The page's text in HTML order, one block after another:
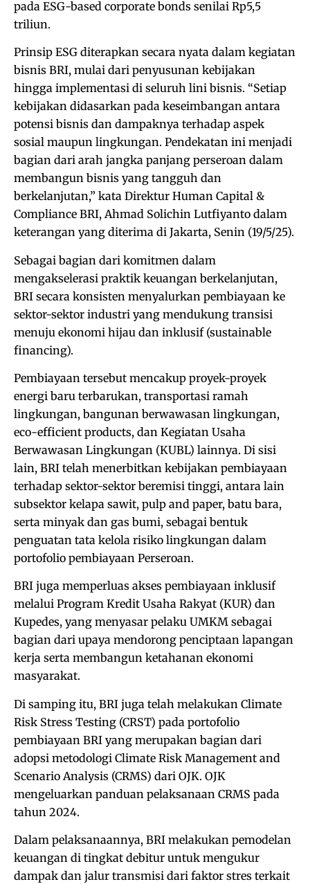
pada ESG-based corporate bonds senilai Rp5,5
triliun.
Prinsip ESG diterapkan secara nyata dalam kegiatan
bisnis BRI, mulai dari penyusunan kebijakan
hingga implementasi di seluruh lini bisnis. “Setiap
kebijakan didasarkan pada keseimbangan antara
potensi bisnis dan dampaknya terhadap aspek
sosial maupun lingkungan. Pendekatan ini menjadi
bagian dari arah jangka panjang perseroan dalam
membangun bisnis yang tangguh dan
berkelanjutan,” kata Direktur Human Capital &
Compliance BRI, Ahmad Solichin Lutfiyanto dalam
keterangan yang diterima di Jakarta, Senin (19/5/25).
Sebagai bagian dari komitmen dalam
mengakselerasi praktik keuangan berkelanjutan,
BRI secara konsisten menyalurkan pembiayaan ke
sektor-sektor industri yang mendukung transisi
menuju ekonomi hijau dan inklusif (sustainable
financing).
Pembiayaan tersebut mencakup proyek-proyek
energi baru terbarukan, transportasi ramah
lingkungan, bangunan berwawasan lingkungan,
eco-efficient products, dan Kegiatan Usaha
Berwawasan Lingkungan (KUBL) lainnya. Di sisi
lain, BRI telah menerbitkan kebijakan pembiayaan
terhadap sektor-sektor beremisi tinggi, antara lain
subsektor kelapa sawit, pulp and paper, batu bara,
serta minyak dan gas bumi, sebagai bentuk
penguatan tata kelola risiko lingkungan dalam
portofolio pembiayaan Perseroan.
BRI juga memperluas akses pembiayaan inklusif
melalui Program Kredit Usaha Rakyat (KUR) dan
Kupedes, yang menyasar pelaku UMKM sebagai
bagian dari upaya mendorong penciptaan lapangan
kerja serta membangun ketahanan ekonomi
masyarakat.
Di samping itu, BRI juga telah melakukan Climate
Risk Stress Testing (CRST) pada portofolio
pembiayaan BRI yang merupakan bagian dari
adopsi metodologi Climate Risk Management and
Scenario Analysis (CRMS) dari OJK. OJK
mengeluarkan panduan pelaksanaan CRMS pada
tahun 2024.
Dalam pelaksanaannya, BRI melakukan pemodelan
keuangan di tingkat debitur untuk mengukur
dampak dan jalur transmisi dari faktor stres terkait